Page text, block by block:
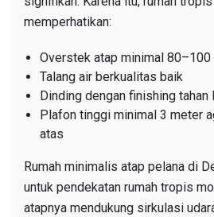
memperhatikan:
Overstek atap minimal 80–100
Talang air berkualitas baik
Dinding dengan finishing tahan
Plafon tinggi minimal 3 meter
atas
Rumah minimalis atap pelana di
untuk pendekatan rumah tropis
atapnya mendukung sirkulasi